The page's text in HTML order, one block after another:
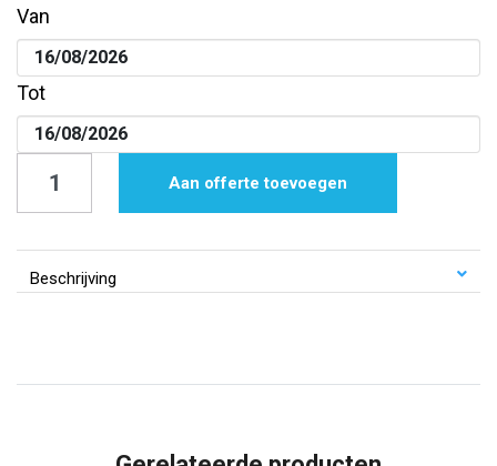
Van
Tot
tent
|
Aan offerte toevoegen
Beschrijving